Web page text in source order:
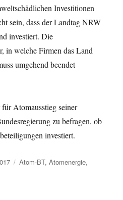
Investitionen
sein, dass der Landtag NRW
investiert. Die
in welche Firmen das Land
umgehend beendet
Atomausstieg seiner
zu befragen, ob
investiert.
Kategorien
Atom-BT,Atomenergie,